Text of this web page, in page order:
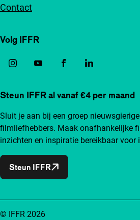
Contact
Volg IFFR
Steun IFFR al vanaf €4 per maand
Sluit je aan bij een groep
filmliefhebbers. Maak onafhankelijke
inzichten en inspiratie bereikbaar voor
Steun IFFR
© IFFR 2026